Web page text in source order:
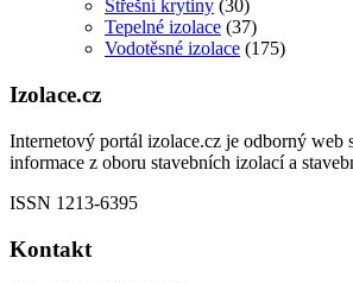
Střešní krytiny (30)
Tepelné izolace (37)
Vodotěsné izolace (175)
Izolace.cz
Internetový portál izolace.cz je odborný web
informace z oboru stavebních izolací a
ISSN 1213-6395
Kontakt